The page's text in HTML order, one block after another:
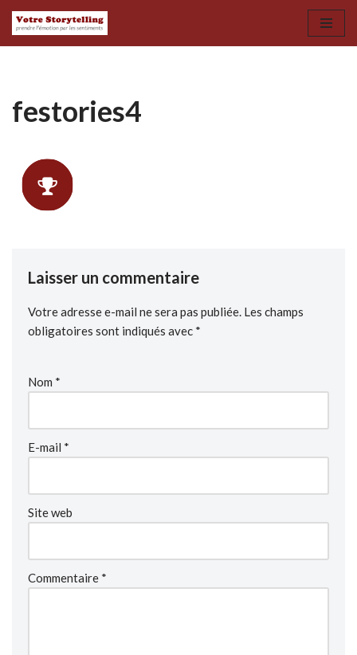
Aller
festories4
Laisser un commentaire
Votre adresse e-mail ne sera pas publiée. Les champs
obligatoires sont indiqués avec *
Nom *
E-mail *
Site web
Commentaire *